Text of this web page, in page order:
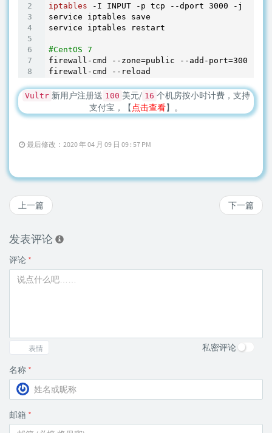
iptables -I INPUT -p tcp --dport 3000 -j
service iptables save
service iptables restart
#CentOS 7
firewall-cmd --zone=public --add-port=3000
Vultr 新用户注册送 100 美元/ 16 个机房按小时计费，支持
支付宝，【点击查看】。
最后修改：2020 年 04 月 09 日 09 : 57 PM
下一篇
上一篇
发表评论
评论 *
表情 私密评论
名称 *
邮箱 *